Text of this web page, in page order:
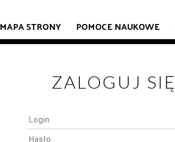
MAPA STRONY POMOCE NAUKOWE
ZALOGUJ SIĘ